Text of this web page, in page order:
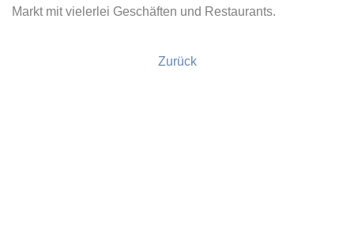
Markt mit vielerlei Geschäften und Restaurants.
Zurück